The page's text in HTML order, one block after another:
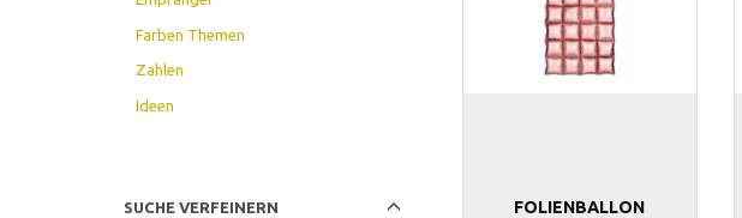
Farben Themen
Zahlen
Ideen
SUCHE VERFEINERN AnzeigenfilterFOLIENBALLON